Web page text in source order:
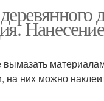
Нанесение
вымазать
на них можно